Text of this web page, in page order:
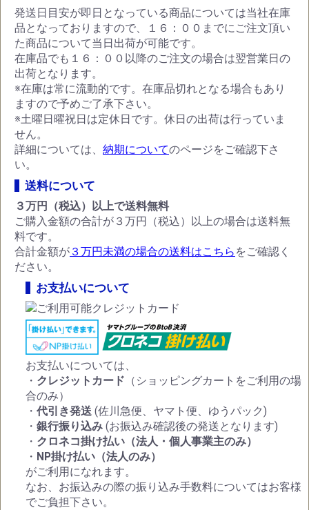
発送日目安が即日となっている商品については当社在庫
品となっておりますので、１６：００までにご注文頂い
た商品について当日出荷が可能です。
在庫品でも１６：００以降のご注文の場合は翌営業日の
出荷となります。
※在庫は常に流動的です。在庫品切れとなる場合もあり
ますので予めご了承下さい。
※土曜日曜祝日は定休日です。休日の出荷は行っていま
せん。
詳細については、 納期についてのページをご確認下さ
い。
送料について
３万円（税込）以上で送料無料
ご購入金額の合計が３万円（税込）以上の場合は送料無
料です。
合計金額が ３万円未満の場合の送料はこちら をご確認く
ださい。
お支払いについて
お支払いについては、
・ クレジットカード （ショッピングカートをご利用の場
合のみ）
・代引き発送 (佐川急便、ヤマト便、ゆうパック)
・銀行振り込み (お振込み確認後の発送となります)
・ クロネコ掛け払い（法人・個人事業主のみ）
・ NP掛け払い（法人のみ）
がご利用になれます。
なお、お振込みの際の振り込み手数料についてはお客様
でご負担下さい。